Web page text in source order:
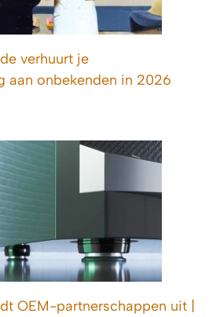
verhuurt je
aan onbekenden in 2026
OEM-partnerschappen uit |